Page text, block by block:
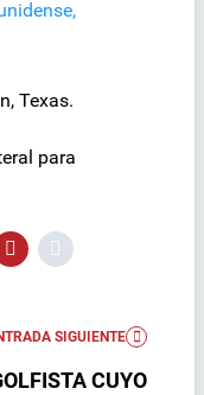
Texas.
para
SIGUIENTE
CUYO